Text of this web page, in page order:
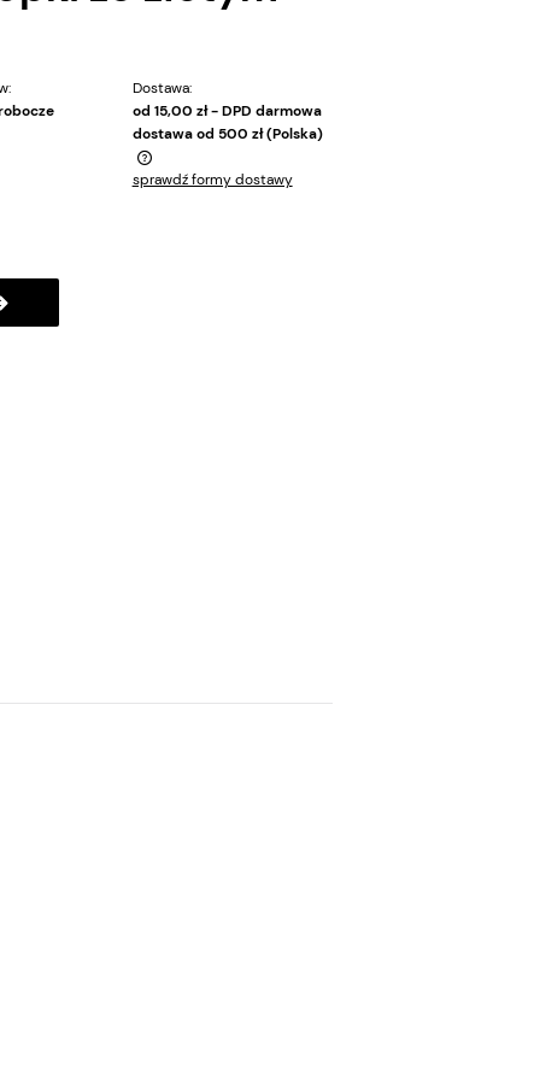
Dostawa:
od 15,00 zł - DPD darmowa
dostawa od 500 zł(Polska)
kosztów
sprawdź formy dostawy